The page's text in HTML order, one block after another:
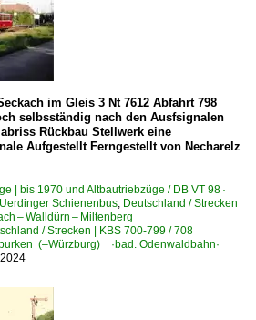
im Gleis 3 Nt 7612 Abfahrt 798
selbsständig nach den Ausfsignalen
Rückbau Stellwerk eine
Aufgestellt Ferngestellt von Necharelz
| bis 1970 und Altbautriebzüge / DB VT 98 ·
Schienenbus Deutschland / Strecken
– Walldürn – Miltenberg
/ Strecken | KBS 700-799 / 708
(–Würzburg) ·bad. Odenwaldbahn·